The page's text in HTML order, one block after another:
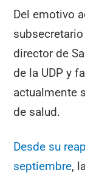
Del emotivo
director de
de la UDP y
actualmente
de salud.
Desde su
septiembre,